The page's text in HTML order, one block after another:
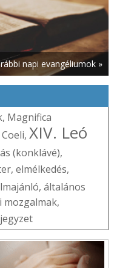
napi evangéliumok »
, Magnifica
, XIV. Leó
(konklávé),
, elmélkedés,
, általános
mozgalmak,